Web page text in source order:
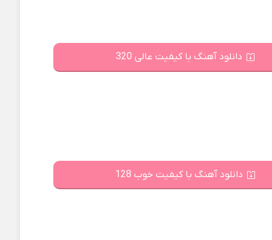
دانلود آهنگ با کیفیت عالی 320
دانلود آهنگ با کیفیت خوب 128